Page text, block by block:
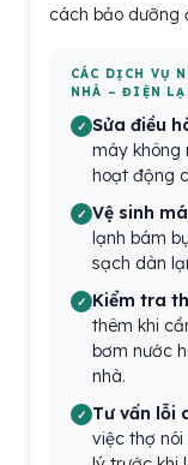
cách bảo dưỡng
CÁC DỊCH VỤ
NHÀ – ĐIỆN
Sửa điều
máy không
hoạt động
Vệ sinh
lạnh bám
sạch dàn
Kiểm tra
thêm khi
bơm nước
nhà.
Tư vấn lỗi
việc thợ